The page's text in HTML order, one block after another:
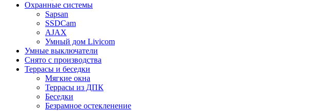
Охранные системы
Sapsan
SSDCam
AJAX
Умный дом Livicom
Умные выключатели
Снято с производства
Террасы и беседки
Мягкие окна
Террасы из ДПК
Беседки
Безрамное остекленение